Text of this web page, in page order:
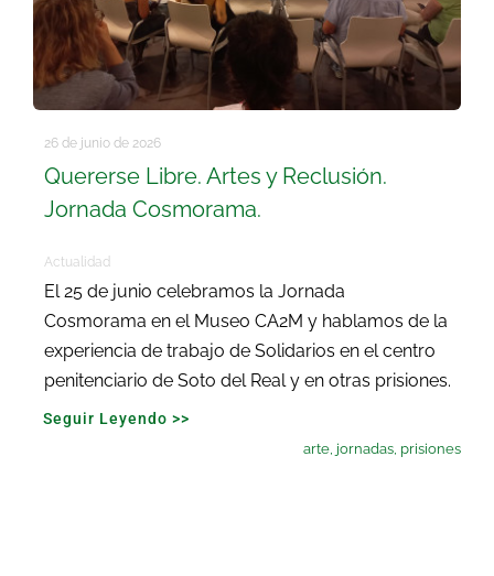
26 de junio de 2026
Quererse Libre. Artes y Reclusión.
Jornada Cosmorama.
Actualidad
El 25 de junio celebramos la Jornada
Cosmorama en el Museo CA2M y hablamos de la
experiencia de trabajo de Solidarios en el centro
penitenciario de Soto del Real y en otras prisiones.
Seguir Leyendo >>
arte, jornadas, prisiones